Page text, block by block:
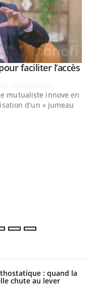
faciliter l’accès
mutualiste innove en
d'un « jumeau
: quand la
chute au lever